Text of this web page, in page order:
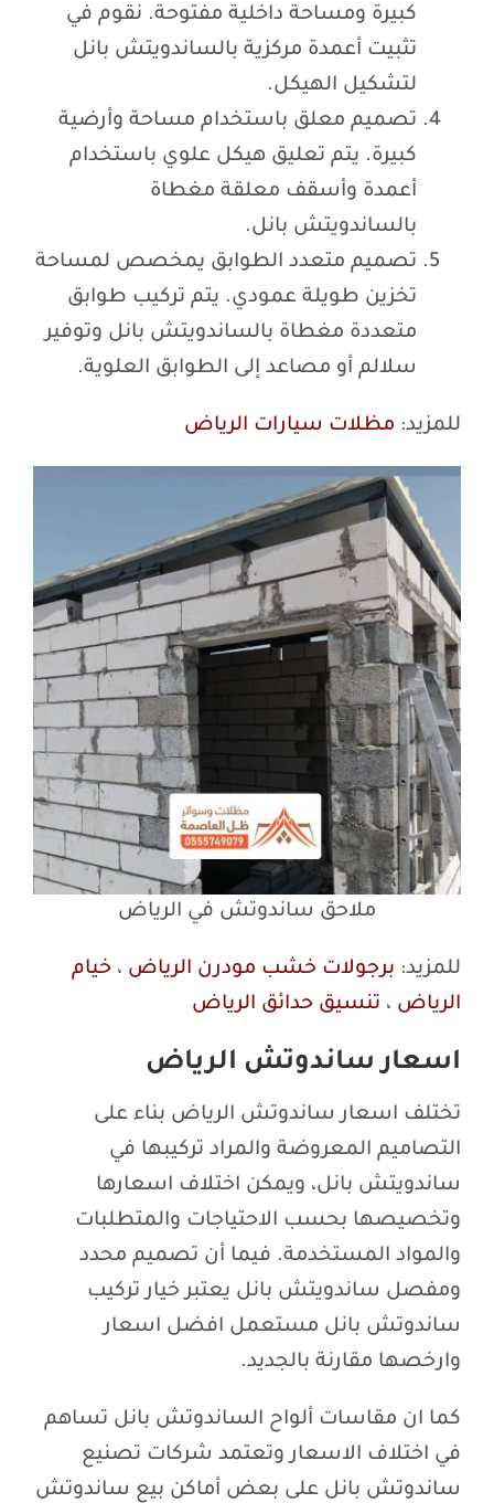
كبيرة ومساحة داخلية مفتوحة. نقوم في
تثبيت أعمدة مركزية بالساندويتش بانل
لتشكيل الهيكل.
تصميم معلق باستخدام مساحة وأرضية
كبيرة. يتم تعليق هيكل علوي باستخدام
أعمدة وأسقف معلقة مغطاة
بالساندويتش بانل.
تصميم متعدد الطوابق يمخصص لمساحة
تخزين طويلة عمودي. يتم تركيب طوابق
متعددة مغطاة بالساندويتش بانل وتوفير
سلالم أو مصاعد إلى الطوابق العلوية.
للمزيد: مظلات سيارات الرياض
ملاحق ساندوتش في الرياض
للمزيد: برجولات خشب مودرن الرياض ، خيام
الرياض ، تنسيق حدائق الرياض
اسعار ساندوتش الرياض
تختلف اسعار ساندوتش الرياض بناء على
التصاميم المعروضة والمراد تركيبها في
ساندويتش بانل، ويمكن اختلاف اسعارها
وتخصيصها بحسب الاحتياجات والمتطلبات
والمواد المستخدمة. فيما أن تصميم محدد
ومفصل ساندويتش بانل يعتبر خيار تركيب
ساندوتش بانل مستعمل افضل اسعار
وارخصها مقارنة بالجديد.
كما ان مقاسات ألواح الساندوتش بانل تساهم
في اختلاف الاسعار وتعتمد شركات تصنيع
ساندوتش بانل على بعض أماكن بيع ساندوتش